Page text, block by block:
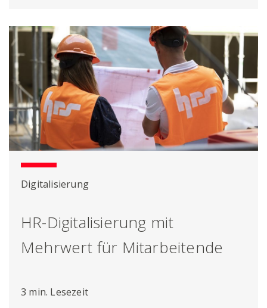
Digitalisierung
HR-Digitalisierung mit
Mehrwert für Mitarbeitende
3 min. Lesezeit